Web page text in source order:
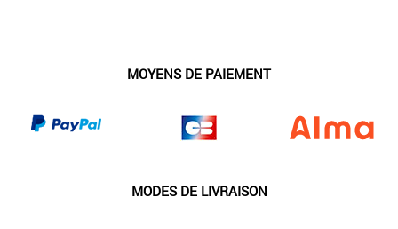
MOYENS DE PAIEMENT
MODES DE LIVRAISON